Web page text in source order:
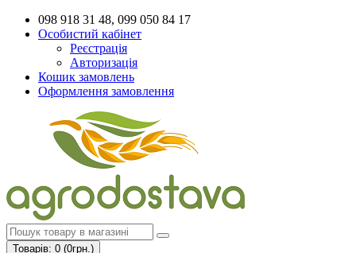
098 918 31 48, 099 050 84 17
Особистий кабінет
Реєстрація
Авторизація
Кошик замовлень
Оформлення замовлення
Товарів: 0 (0грн.)